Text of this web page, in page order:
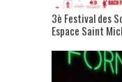
3è Festival des
Espace Saint